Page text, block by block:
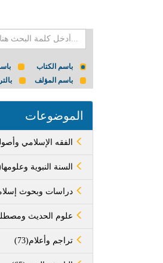
باسم الكتاب
باسم المؤلف
الموضوعات